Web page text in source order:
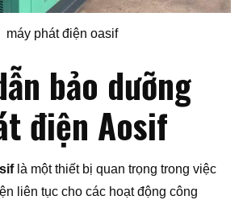
máy phát điện oasif
bảo dưỡng
điện Aosif
là một thiết bị quan trọng trong việc
liên tục cho các hoạt động công